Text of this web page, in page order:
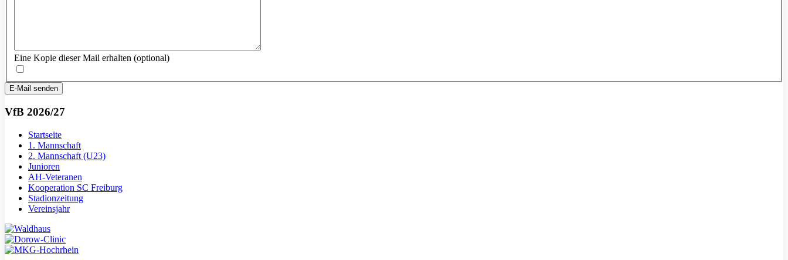
Eine Kopie dieser Mail erhalten (optional)
E-Mail senden
VfB 2026/27
Startseite
1. Mannschaft
2. Mannschaft (U23)
Junioren
AH-Veteranen
Kooperation SC Freiburg
Stadionzeitung
Vereinsjahr